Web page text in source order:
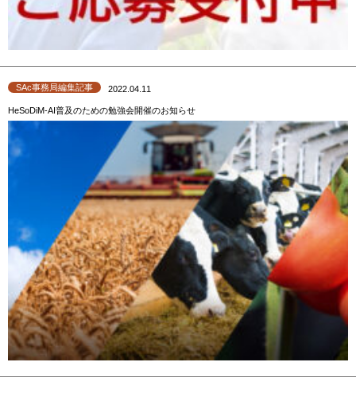
SAc事務局編集記事 2022.04.11
HeSoDiM-AI普及のための勉強会開催のお知らせ